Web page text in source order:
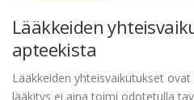
Lääkkeiden
apteekista
Lääkkeiden yhteisvaikutukset
lääkitys ei aina toimi odotetulla